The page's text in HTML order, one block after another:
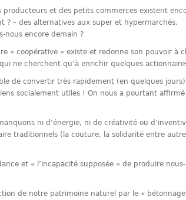
producteurs et des petits commerces existent
? – des alternatives aux super et hypermarchés.
nous encore demain ?
« coopérative » existe et redonne son pouvoir à
ne cherchent qu’à enrichir quelques
de convertir très rapidement (en quelques
socialement utiles ! On nous a pourtant
ni d’énergie, ni de créativité ou
traditionnels (la couture, la solidarité entre
et « l’incapacité supposée » de produire
de notre patrimoine naturel par le «